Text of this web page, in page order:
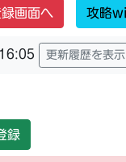
画面へ 攻略
更新履歴を表示
録